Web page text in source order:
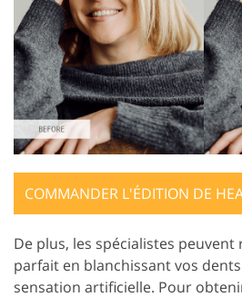
COMMANDER L'ÉDITION DE
De plus, les spécialistes
parfait en blanchissant vos
sensation artificielle. Pour